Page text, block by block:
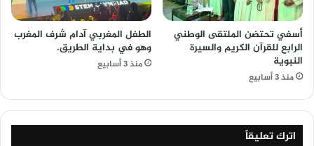
أسفي تحتضن الملتقى الوطني
الرابع للقرآن الكريم والسيرة
النبوية
منذ 3 أسابيع
الطفل المغربي آدام شرف المغرب
وهو في بداية الطريق.
منذ 3 أسابيع
اترك تعليقاً